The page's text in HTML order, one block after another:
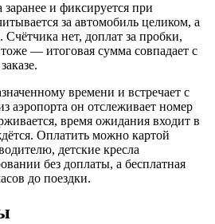
и фиксируется при
за автомобиль целиком, а
Счётчика нет, доплат за пробки,
— итоговая сумма совпадает с
времени и встречает с
аэропорта он отслеживает номер
время ожидания входит в
Оплатить можно картой
детские кресла
без доплаты, а бесплатная
до поездки.